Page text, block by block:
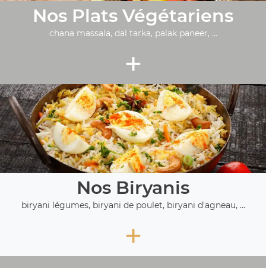
Nos Plats Végétariens
chana massala, dal tarka, palak paneer, ...
+
Nos Biryanis
biryani légumes, biryani de poulet, biryani d'agneau, ...
+